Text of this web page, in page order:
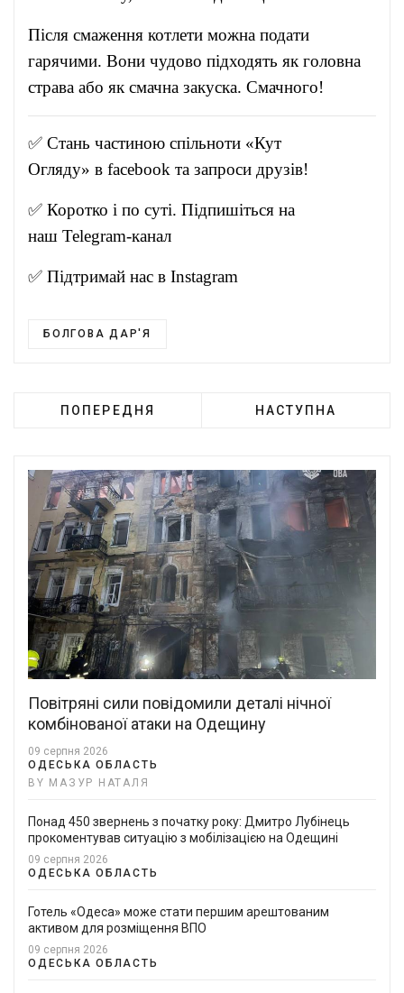
Після смаження котлети можна подати
гарячими. Вони чудово підходять як головна
страва або як смачна закуска. Смачного!
✅ Стань частиною спільноти «Кут
Огляду» в facebook та запроси друзів!
✅ Коротко і по суті. Підпишіться на
наш Telegram-канал
✅ Підтримай нас в Instagram
БОЛГОВА ДАР'Я
ПОПЕРЕДНЯ НАСТУПНА
Повітряні сили повідомили деталі нічної
комбінованої атаки на Одещину
09 серпня 2026
ОДЕСЬКА ОБЛАСТЬ
BY МАЗУР НАТАЛЯ
Понад 450 звернень з початку року: Дмитро Лубінець
прокоментував ситуацію з мобілізацією на Одещині
09 серпня 2026
ОДЕСЬКА ОБЛАСТЬ
Готель «Одеса» може стати першим арештованим
активом для розміщення ВПО
09 серпня 2026
ОДЕСЬКА ОБЛАСТЬ